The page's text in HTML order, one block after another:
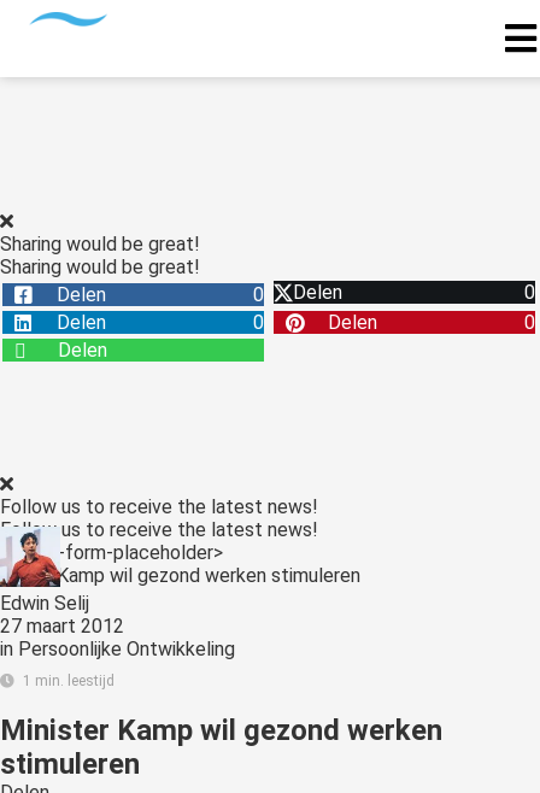
Sharing would be great!
Sharing would be great!
Delen
0 Delen
0
Delen
0 Delen
0
Delen
Follow us to receive the latest news!
Follow us to receive the latest news!
<:optin-form-placeholder>
Edwin Selij
27 maart 2012
in Persoonlijke Ontwikkeling
1 min. leestijd
Minister Kamp wil gezond werken
stimuleren